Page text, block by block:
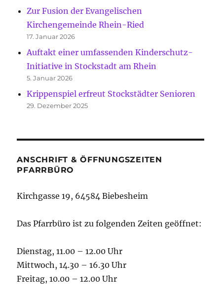
Zur Fusion der Evangelischen
Kirchengemeinde Rhein-Ried
17. Januar 2026
Auftakt einer umfassenden Kinderschutz-
Initiative in Stockstadt am Rhein
5. Januar 2026
Krippenspiel erfreut Stockstädter Senioren
29. Dezember 2025
ANSCHRIFT & ÖFFNUNGSZEITEN
PFARRBÜRO
Kirchgasse 19, 64584 Biebesheim
Das Pfarrbüro ist zu folgenden Zeiten geöffnet:
Dienstag, 11.00 – 12.00 Uhr
Mittwoch, 14.30 – 16.30 Uhr
Freitag, 10.00 – 12.00 Uhr